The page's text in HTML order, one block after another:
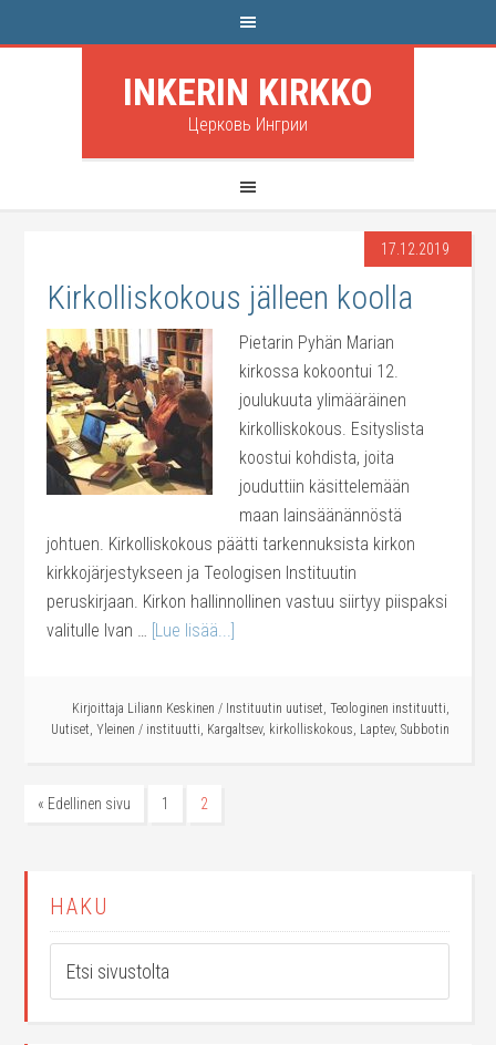
INKERIN KIRKKO
Церковь Ингрии
17.12.2019
Kirkolliskokous jälleen koolla
Pietarin Pyhän Marian
kirkossa kokoontui 12.
joulukuuta ylimääräinen
kirkolliskokous. Esityslista
koostui kohdista, joita
jouduttiin käsittelemään
maan lainsäänännöstä
johtuen. Kirkolliskokous päätti tarkennuksista kirkon
kirkkojärjestykseen ja Teologisen Instituutin
peruskirjaan. Kirkon hallinnollinen vastuu siirtyy piispaksi
valitulle Ivan … [Lue lisää...]
Kirjoittaja Liliann Keskinen / Instituutin uutiset, Teologinen instituutti,
Uutiset, Yleinen / instituutti, Kargaltsev, kirkolliskokous, Laptev, Subbotin
« Edellinen sivu 1 2
HAKU